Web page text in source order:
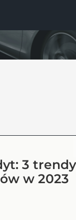
3 trendy
w 2023